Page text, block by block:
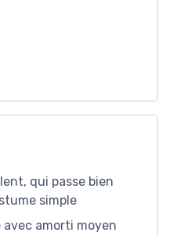
qui passe bien
simple
amorti moyen